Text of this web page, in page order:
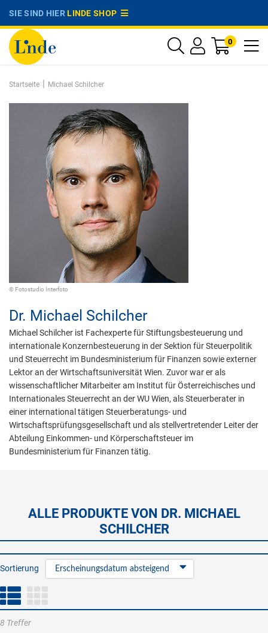
SIE SIND HIERLINDE SHOP
0
Startseite | Michael Schilcher
© Fotostudio Interfoto
Dr. Michael Schilcher
Michael Schilcher ist Fachexperte für Stiftungsbesteuerung und
internationale Konzernbesteuerung in der Sektion für Steuerpolitik
und Steuerrecht im Bundesministerium für Finanzen sowie externer
Lektor an der Wirtschaftsuniversität Wien. Zuvor war er als
wissenschaftlicher Mitarbeiter am Institut für Österreichisches und
Internationales Steuerrecht an der WU Wien, als Steuerberater in
einer international tätigen Steuerberatungs- und
Wirtschaftsprüfungsgesellschaft und als stellvertretender Leiter der
Abteilung Einkommen- und Körperschaftsteuer im
Bundesministerium für Finanzen tätig.
ALLE PRODUKTE VON DR. MICHAEL
SCHILCHER
Sortierung Erscheinungsdatum absteigend
8 Treffer